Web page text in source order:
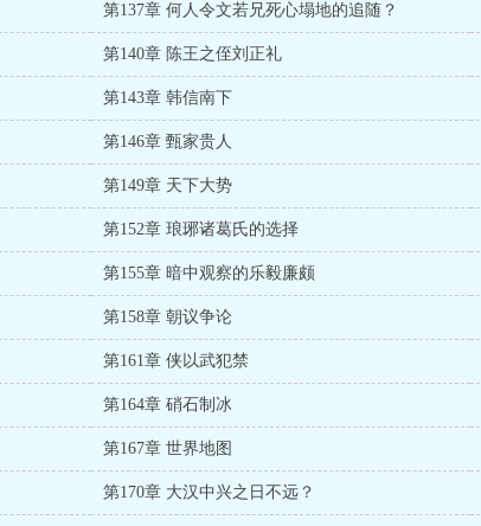
第137章 何人令文若兄死心塌地的追随？
第140章 陈王之侄刘正礼
第143章 韩信南下
第146章 甄家贵人
第149章 天下大势
第152章 琅琊诸葛氏的选择
第155章 暗中观察的乐毅廉颇
第158章 朝议争论
第161章 侠以武犯禁
第164章 硝石制冰
第167章 世界地图
第170章 大汉中兴之日不远？